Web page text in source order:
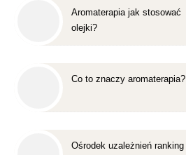
Aromaterapia jak stosować
olejki?
Co to znaczy aromaterapia?
Ośrodek uzależnień ranking